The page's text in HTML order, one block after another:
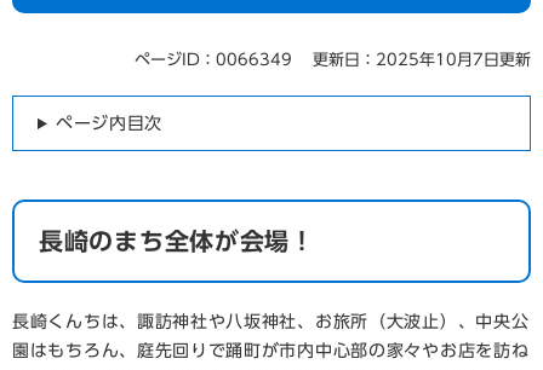
ページID：0066349 更新日：2025年10月7日更新
ページ内目次
長崎のまち全体が会場！
長崎くんちは、諏訪神社や八坂神社、お旅所（大波止）、中央公
園はもちろん、庭先回りで踊町が市内中心部の家々やお店を訪ね